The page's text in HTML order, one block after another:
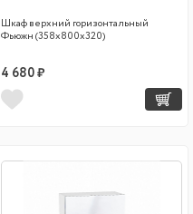
Шкаф верхний горизонтальный
Фьюжн (358х800х320)
4 680 ₽